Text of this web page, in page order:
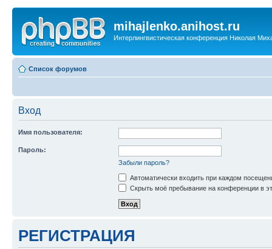
mihajlenko.anihost.ru
Интерлингвистическая конференция Николая
Список форумов
Вход
Имя пользователя:
Пароль:
Забыли пароль?
Автоматически входить при каждом
Скрыть моё пребывание на конференции в
РЕГИСТРАЦИЯ